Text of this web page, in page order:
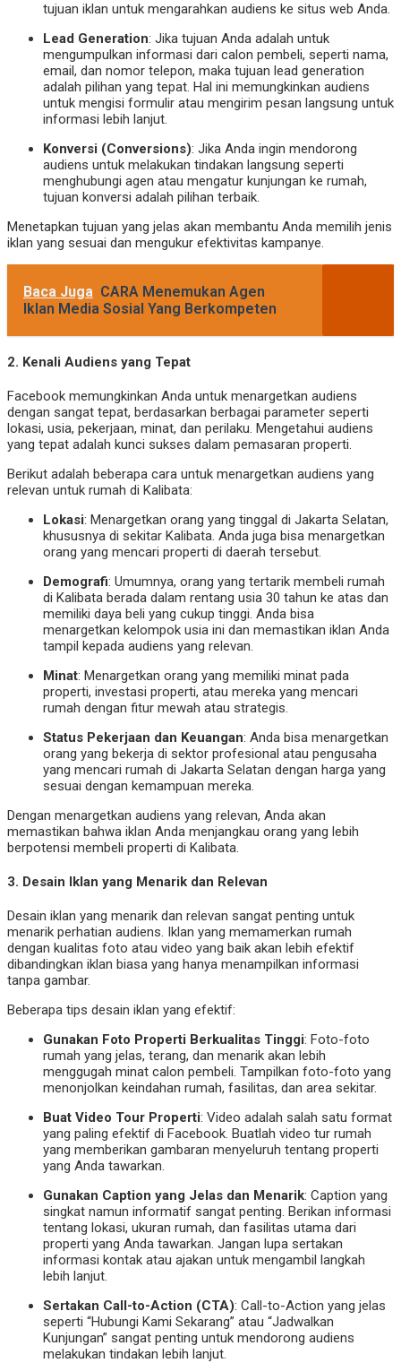
tujuan iklan untuk mengarahkan audiens ke situs web Anda.
Lead Generation: Jika tujuan Anda adalah untuk
mengumpulkan informasi dari calon pembeli, seperti nama,
email, dan nomor telepon, maka tujuan lead generation
adalah pilihan yang tepat. Hal ini memungkinkan audiens
untuk mengisi formulir atau mengirim pesan langsung untuk
informasi lebih lanjut.
Konversi (Conversions): Jika Anda ingin mendorong
audiens untuk melakukan tindakan langsung seperti
menghubungi agen atau mengatur kunjungan ke rumah,
tujuan konversi adalah pilihan terbaik.
Menetapkan tujuan yang jelas akan membantu Anda memilih jenis
iklan yang sesuai dan mengukur efektivitas kampanye.
Baca Juga CARA Menemukan Agen
Iklan Media Sosial Yang Berkompeten
2. Kenali Audiens yang Tepat
Facebook memungkinkan Anda untuk menargetkan audiens
dengan sangat tepat, berdasarkan berbagai parameter seperti
lokasi, usia, pekerjaan, minat, dan perilaku. Mengetahui audiens
yang tepat adalah kunci sukses dalam pemasaran properti.
Berikut adalah beberapa cara untuk menargetkan audiens yang
relevan untuk rumah di Kalibata:
Lokasi: Menargetkan orang yang tinggal di Jakarta Selatan,
khususnya di sekitar Kalibata. Anda juga bisa menargetkan
orang yang mencari properti di daerah tersebut.
Demografi: Umumnya, orang yang tertarik membeli rumah
di Kalibata berada dalam rentang usia 30 tahun ke atas dan
memiliki daya beli yang cukup tinggi. Anda bisa
menargetkan kelompok usia ini dan memastikan iklan Anda
tampil kepada audiens yang relevan.
Minat: Menargetkan orang yang memiliki minat pada
properti, investasi properti, atau mereka yang mencari
rumah dengan fitur mewah atau strategis.
Status Pekerjaan dan Keuangan: Anda bisa menargetkan
orang yang bekerja di sektor profesional atau pengusaha
yang mencari rumah di Jakarta Selatan dengan harga yang
sesuai dengan kemampuan mereka.
Dengan menargetkan audiens yang relevan, Anda akan
memastikan bahwa iklan Anda menjangkau orang yang lebih
berpotensi membeli properti di Kalibata.
3. Desain Iklan yang Menarik dan Relevan
Desain iklan yang menarik dan relevan sangat penting untuk
menarik perhatian audiens. Iklan yang memamerkan rumah
dengan kualitas foto atau video yang baik akan lebih efektif
dibandingkan iklan biasa yang hanya menampilkan informasi
tanpa gambar.
Beberapa tips desain iklan yang efektif:
Gunakan Foto Properti Berkualitas Tinggi: Foto-foto
rumah yang jelas, terang, dan menarik akan lebih
menggugah minat calon pembeli. Tampilkan foto-foto yang
menonjolkan keindahan rumah, fasilitas, dan area sekitar.
Buat Video Tour Properti: Video adalah salah satu format
yang paling efektif di Facebook. Buatlah video tur rumah
yang memberikan gambaran menyeluruh tentang properti
yang Anda tawarkan.
Gunakan Caption yang Jelas dan Menarik: Caption yang
singkat namun informatif sangat penting. Berikan informasi
tentang lokasi, ukuran rumah, dan fasilitas utama dari
properti yang Anda tawarkan. Jangan lupa sertakan
informasi kontak atau ajakan untuk mengambil langkah
lebih lanjut.
Sertakan Call-to-Action (CTA): Call-to-Action yang jelas
seperti “Hubungi Kami Sekarang” atau “Jadwalkan
Kunjungan” sangat penting untuk mendorong audiens
melakukan tindakan lebih lanjut.